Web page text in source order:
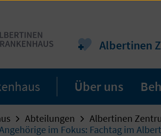
Albertinen
Über uns
Abteilungen Albertinen
im Fokus: Fachtag im